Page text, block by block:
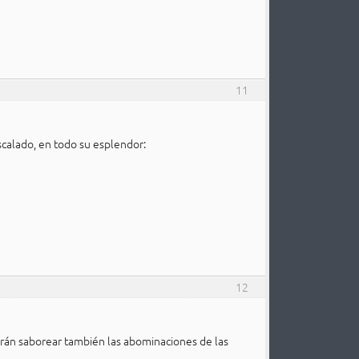
11
en todo su esplendor:
12
saborear también las abominaciones de las